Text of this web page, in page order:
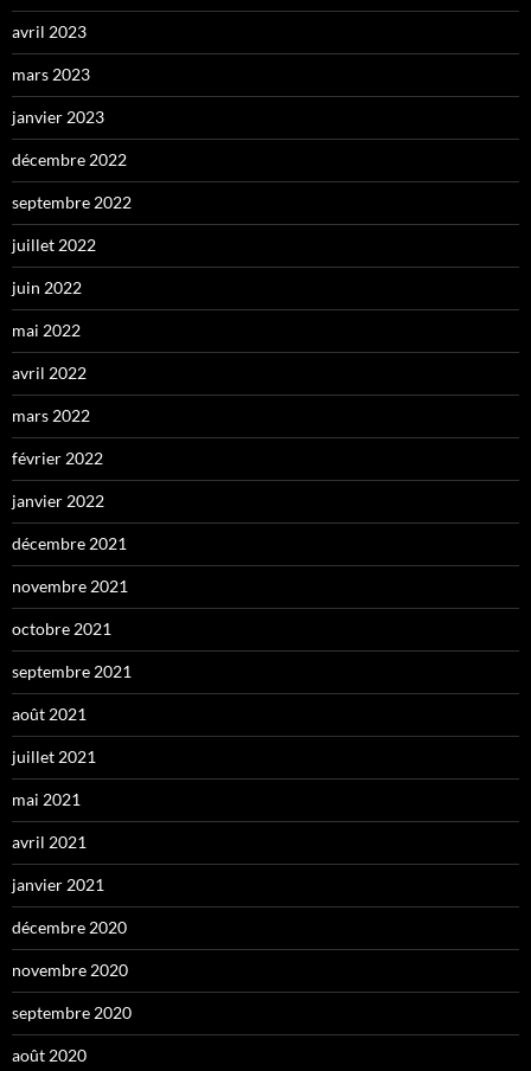
avril 2023
mars 2023
janvier 2023
décembre 2022
septembre 2022
juillet 2022
juin 2022
mai 2022
avril 2022
mars 2022
février 2022
janvier 2022
décembre 2021
novembre 2021
octobre 2021
septembre 2021
août 2021
juillet 2021
mai 2021
avril 2021
janvier 2021
décembre 2020
novembre 2020
septembre 2020
août 2020